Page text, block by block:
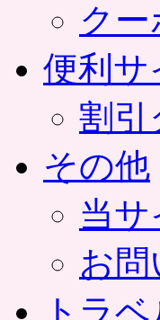
ク
便利サ
割引
その他
当
お
トラ